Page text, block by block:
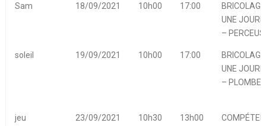
Sam 18/09/2021 10h00 17:00
UNE
–
soleil 19/09/2021 10h00 17:00
UNE
–
jeu 23/09/2021 10h30 13h00